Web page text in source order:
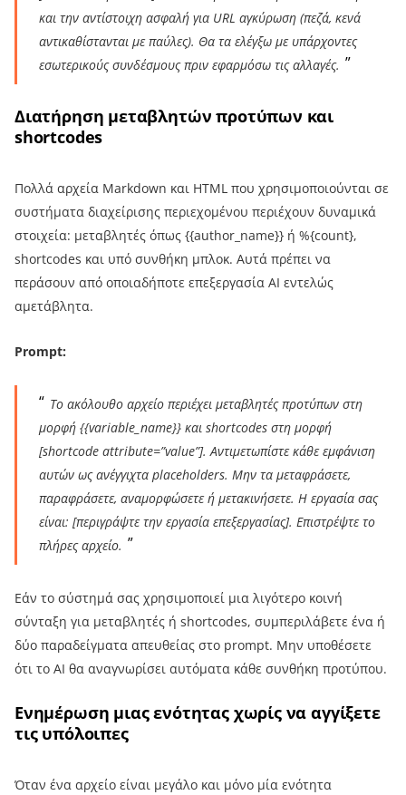
και την αντίστοιχη ασφαλή για URL αγκύρωση (πεζά, κενά
αντικαθίστανται με παύλες). Θα τα ελέγξω με υπάρχοντες
εσωτερικούς συνδέσμους πριν εφαρμόσω τις αλλαγές.
Διατήρηση μεταβλητών προτύπων και
shortcodes
Πολλά αρχεία Markdown και HTML που χρησιμοποιούνται σε
συστήματα διαχείρισης περιεχομένου περιέχουν δυναμικά
στοιχεία: μεταβλητές όπως {{author_name}} ή %{count},
shortcodes και υπό συνθήκη μπλοκ. Αυτά πρέπει να
περάσουν από οποιαδήποτε επεξεργασία AI εντελώς
αμετάβλητα.
Prompt:
Το ακόλουθο αρχείο περιέχει μεταβλητές προτύπων στη
μορφή {{variable_name}} και shortcodes στη μορφή
[shortcode attribute=”value”]. Αντιμετωπίστε κάθε εμφάνιση
αυτών ως ανέγγιχτα placeholders. Μην τα μεταφράσετε,
παραφράσετε, αναμορφώσετε ή μετακινήσετε. Η εργασία σας
είναι: [περιγράψτε την εργασία επεξεργασίας]. Επιστρέψτε το
πλήρες αρχείο.
Εάν το σύστημά σας χρησιμοποιεί μια λιγότερο κοινή
σύνταξη για μεταβλητές ή shortcodes, συμπεριλάβετε ένα ή
δύο παραδείγματα απευθείας στο prompt. Μην υποθέσετε
ότι το AI θα αναγνωρίσει αυτόματα κάθε συνθήκη προτύπου.
Ενημέρωση μιας ενότητας χωρίς να αγγίξετε
τις υπόλοιπες
Όταν ένα αρχείο είναι μεγάλο και μόνο μία ενότητα